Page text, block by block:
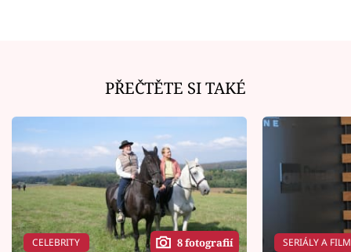
PŘEČTĚTE SI TAKÉ
CELEBRITY 8 fotografií SERIÁLY A